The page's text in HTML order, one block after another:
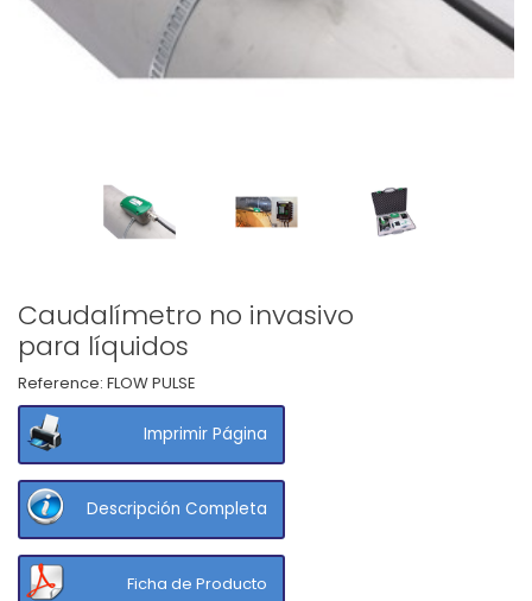
Caudalímetro no invasivo
para líquidos
Reference: FLOW PULSE
Imprimir Página
Descripción Completa
Ficha de Producto